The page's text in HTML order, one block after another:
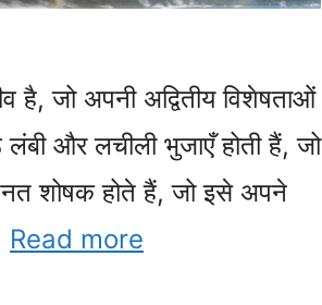
है, जो अपनी अद्वितीय विशेषताओं
और लचीली भुजाएँ होती हैं, जो
शोषक होते हैं, जो इसे अपने
Read more